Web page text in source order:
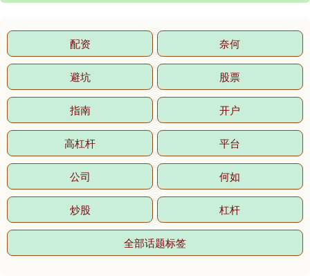
国债指数 229.69 +0.10 +0.04%
配资 奈何
避坑 股票
指南 开户
高杠杆 平台
公司 何如
炒股 杠杆
全部话题标签